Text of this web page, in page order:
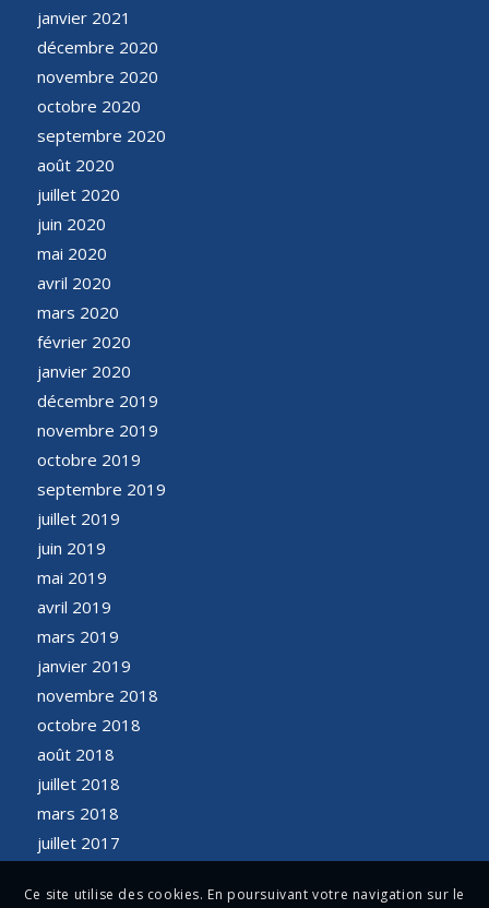
janvier 2021
décembre 2020
novembre 2020
octobre 2020
septembre 2020
août 2020
juillet 2020
juin 2020
mai 2020
avril 2020
mars 2020
février 2020
janvier 2020
décembre 2019
novembre 2019
octobre 2019
septembre 2019
juillet 2019
juin 2019
mai 2019
avril 2019
mars 2019
janvier 2019
novembre 2018
octobre 2018
août 2018
juillet 2018
mars 2018
juillet 2017
Ce site utilise des cookies. En poursuivant votre navigation sur le